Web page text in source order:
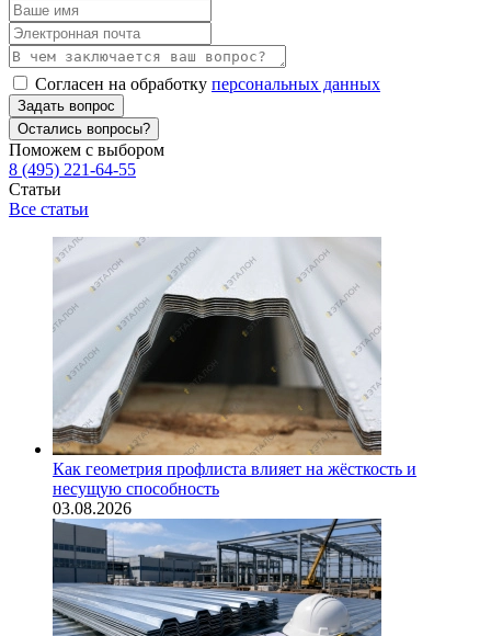
Согласен на обработку персональных данных
Задать вопрос
Остались вопросы?
Поможем с выбором
8 (495) 221-64-55
Статьи
Все статьи
Как геометрия профлиста влияет на жёсткость и
несущую способность
03.08.2026